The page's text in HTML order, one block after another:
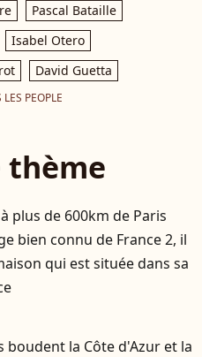
Pascal Bataille
Isabel Otero
David Guetta
PEOPLE
thème
plus de 600km de Paris
bien connu de France 2, il
qui est située dans sa
boudent la Côte d'Azur et la